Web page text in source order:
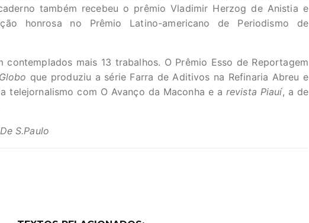
também recebeu o prêmio Vladimir Herzog de Anistia e
honrosa no Prêmio Latino-americano de Periodismo de
mais 13 trabalhos. O Prêmio Esso de Reportagem
que produziu a série Farra de Aditivos na Refinaria Abreu e
telejornalismo com O Avanço da Maconha e a revista Piauí, a de
S.Paulo